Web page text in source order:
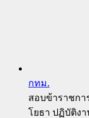
กทม.
สอบข้าราชกา
โยธา ปฏิบัติง